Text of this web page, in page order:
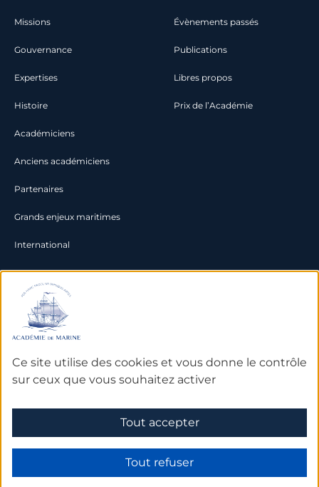
Ce site utilise des cookies et vous donne le contrôle
sur ceux que vous souhaitez activer
Tout accepter
Tout refuser
Missions
Gouvernance
Expertises
Histoire
Académiciens
Anciens académiciens
Partenaires
Grands enjeux maritimes
International
Évènements passés
Publications
Libres propos
Prix de l’Académie
Documentation
Archives
données